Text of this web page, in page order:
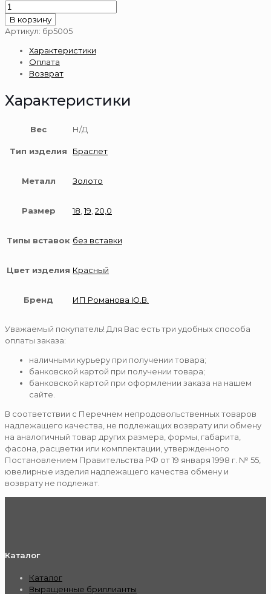
Количество
товара
Браслет
пробы
В корзину
Артикул: бр5005
Характеристики
Оплата
Возврат
Характеристики
Вес Н/Д
Тип изделия Браслет
Металл Золото
Размер 18 ,19 20,0
Типы вставок без вставки
Цвет изделия Красный
Бренд ИП Романова Ю.В.
Уважаемый покупатель! Для Вас есть три удобных способа
оплаты заказа:
наличными курьеру при получении товара;
банковской картой при получении товара;
банковской картой при оформлении заказа на нашем
сайте.
В соответствии с Перечнем непродовольственных товаров
надлежащего качества, не подлежащих возврату или обмену
на аналогичный товар других размера, формы, габарита,
фасона, расцветки или комплектации, утвержденного
Постановлением Правительства РФ от 19 января 1998 г. № 55,
ювелирные изделия надлежащего качества обмену и
возврату не подлежат.
Каталог
Каталог
Выращенные бриллианты